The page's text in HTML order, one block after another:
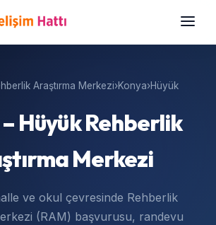
Araştırma Merkezi›Konya›Hüyük
Hüyük Rehberlik
Merkezi
ve okul çevresinde Rehberlik
(RAM) başvurusu, randevu